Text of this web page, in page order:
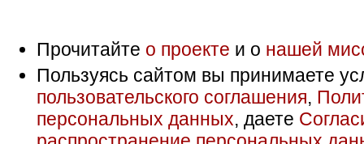
Прочитайте о проекте и о нашей
Пользуясь сайтом вы принимаете
пользовательского соглашения,
персональных данных, даете